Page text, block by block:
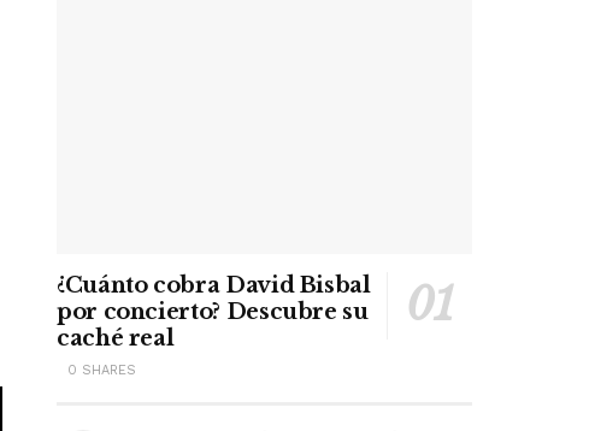
¿Cuánto cobra David Bisbal
por concierto? Descubre su
caché real
0 SHARES